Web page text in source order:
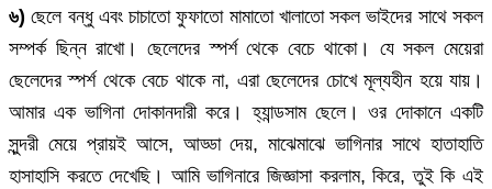
৬) ছেলে বন্ধু এবং চাচাতো ফুফাতো মামাতো খালাতো সকল ভাইদের সাথে সকল
সম্পর্ক ছিন্ন রাখো। ছেলেদের স্পর্শ থেকে বেচে থাকো। যে সকল মেয়েরা
ছেলেদের স্পর্শ থেকে বেচে থাকে না, এরা ছেলেদের চোখে মূল্যহীন হয়ে যায়।
আমার এক ভাগিনা দোকানদারী করে। হ্যান্ডসাম ছেলে। ওর দোকানে একটি
সুন্দরী মেয়ে প্রায়ই আসে, আড্ডা দেয়, মাঝেমাঝে ভাগিনার সাথে হাতাহাতি
হাসাহাসি করতে দেখেছি। আমি ভাগিনারে জিজ্ঞাসা করলাম, কিরে, তুই কি এই